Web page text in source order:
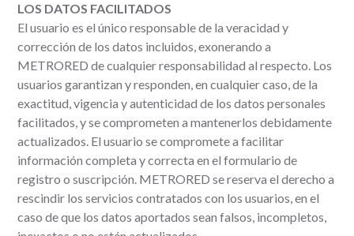
LOS DATOS FACILITADOS
El usuario es el único responsable de la veracidad y
corrección de los datos incluidos, exonerando a
METRORED de cualquier responsabilidad al respecto. Los
usuarios garantizan y responden, en cualquier caso, de la
exactitud, vigencia y autenticidad de los datos personales
facilitados, y se comprometen a mantenerlos debidamente
actualizados. El usuario se compromete a facilitar
información completa y correcta en el formulario de
registro o suscripción. METRORED se reserva el derecho a
rescindir los servicios contratados con los usuarios, en el
caso de que los datos aportados sean falsos, incompletos,